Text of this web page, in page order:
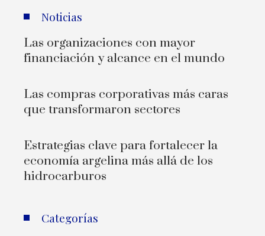
Noticias
Las organizaciones con mayor
financiación y alcance en el mundo
Las compras corporativas más caras
que transformaron sectores
Estrategias clave para fortalecer la
economía argelina más allá de los
hidrocarburos
Categorías